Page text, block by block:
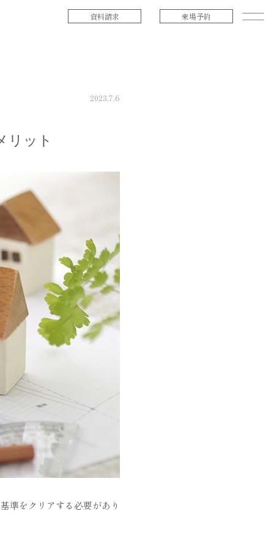
資料請求 来場予約
2023.7.6
リット
準をクリアする必要があり